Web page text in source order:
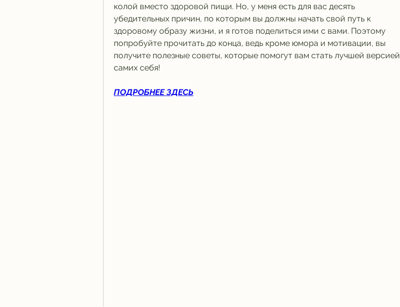
колой вместо здоровой пищи. Но, у меня есть для вас десять
убедительных причин, по которым вы должны начать свой путь к
здоровому образу жизни, и я готов поделиться ими с вами. Поэтому
попробуйте прочитать до конца, ведь кроме юмора и мотивации, вы
получите полезные советы, которые помогут вам стать лучшей версией
самих себя!
ПОДРОБНЕЕ ЗДЕСЬ